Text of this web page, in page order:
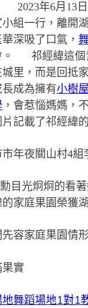
2023年6月13
小組一行，離開
深吸了口氣，
祁經緯這個
城里，而是回抵
成為擁有小樹屋
，會惹惱媽媽，
記載了祁經緯
年夜關山村4組
目光炯炯的看
家庭果園榮獲
容家庭果園情
實
舞蹈場地1對1